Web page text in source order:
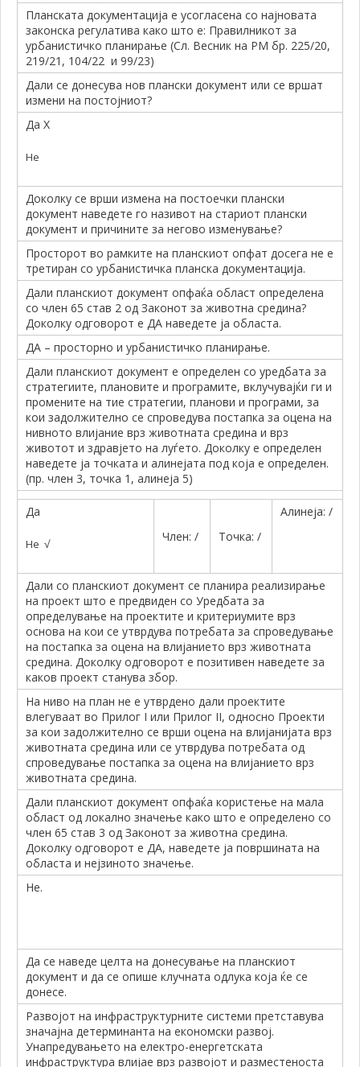
Планската документација е усогласена со најновата
законска регулатива како што е: Правилникот за
урбанистичко планирање (Сл. Весник на РМ бр. 225/20,
219/21, 104/22 и 99/23)
Дали се донесува нов плански документ или се вршат
измени на постојниот?
Да Х
Не
Доколку се врши измена на постоечки плански
документ наведете го називот на стариот плански
документ и причините за негово изменување?
Просторот во рамките на планскиот опфат досега не е
третиран со урбанистичка планска документација.
Дали планскиот документ опфаќа област определена
со член 65 став 2 од Законот за животна средина?
Доколку одговорот е ДА наведете ја областа.
ДА – просторно и урбанистичко планирање.
Дали планскиот документ е определен со уредбата за
стратегиите, плановите и програмите, вклучувајќи ги и
промените на тие стратегии, планови и програми, за
кои задолжително се спроведува постапка за оцена на
нивното влијание врз животната средина и врз
животот и здравјето на луѓето. Доколку е определен
наведете ја точката и алинејата под која е определен.
(пр. член 3, точка 1, алинеја 5)
Да
Не √ Член: / Точка: /
Алинеја: /
Дали со планскиот документ се планира реализирање
на проект што е предвиден со Уредбата за
определување на проектите и критериумите врз
основа на кои се утврдува потребата за спроведување
на постапка за оцена на влијанието врз животната
средина. Доколку одговорот е позитивен наведете за
каков проект станува збор.
На ниво на план не е утврдено дали проектите
влегуваат во Прилог I или Прилог II, односно Проекти
за кои задолжително се врши оцена на влијанијата врз
животната средина или се утврдува потребата од
спроведување постапка за оцена на влијанието врз
животната средина.
Дали планскиот документ опфаќа користење на мала
област од локално значење како што е определено со
член 65 став 3 од Законот за животна средина.
Доколку одговорот е ДА, наведете ја површината на
областа и нејзиното значење.
Не.
Да се наведе целта на донесување на планскиот
документ и да се опише клучната одлука која ќе се
донесе.
Развојот на инфраструктурните системи претставува
значајна детерминанта на економски развој.
Унапредувањето на електро-енергетската
инфраструктура влијае врз развојот и разместеноста